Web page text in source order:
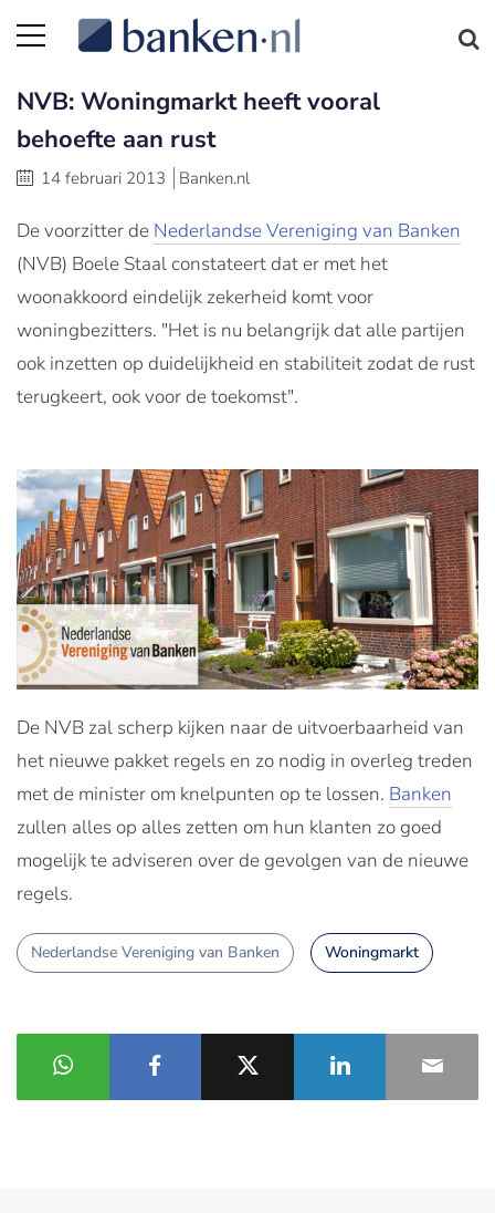
NVB: Woningmarkt heeft vooral
behoefte aan rust
14 februari 2013 Banken.nl
De voorzitter de Nederlandse Vereniging van Banken
(NVB) Boele Staal constateert dat er met het
woonakkoord eindelijk zekerheid komt voor
woningbezitters. "Het is nu belangrijk dat alle partijen
ook inzetten op duidelijkheid en stabiliteit zodat de rust
terugkeert, ook voor de toekomst".
De NVB zal scherp kijken naar de uitvoerbaarheid van
het nieuwe pakket regels en zo nodig in overleg treden
met de minister om knelpunten op te lossen. Banken
zullen alles op alles zetten om hun klanten zo goed
mogelijk te adviseren over de gevolgen van de nieuwe
regels.
Nederlandse Vereniging van Banken Woningmarkt